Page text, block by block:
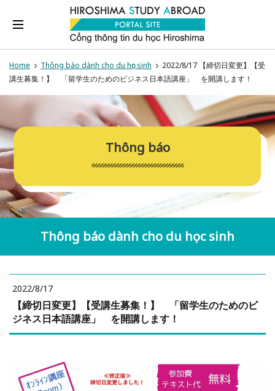
Home Thông báo dành cho du học sinh
2022/8/17 【締切日変更】【受
講生募集！】 「留学生のためのビジネス日本語講座」 を開講します！
Thông báo
Thông báo dành cho du học sinh
2022/8/17
【締切日変更】【受講生募集！】 「留学生のためのビ
ジネス日本語講座」 を開講します！